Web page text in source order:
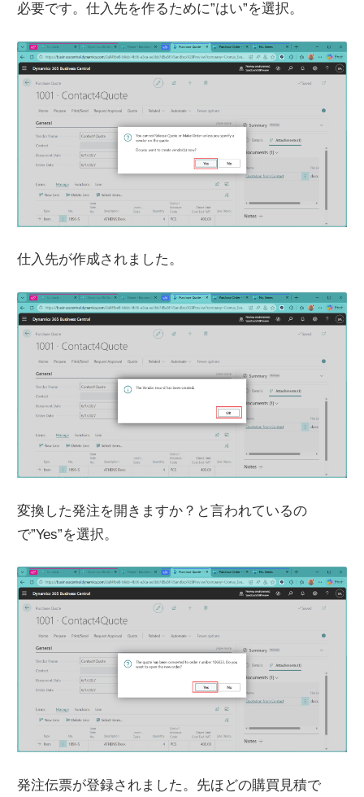
必要です。仕入先を作るために”はい”を選択。
仕入先が作成されました。
変換した発注を開きますか？と言われているの
で”Yes”を選択。
発注伝票が登録されました。先ほどの購買見積で